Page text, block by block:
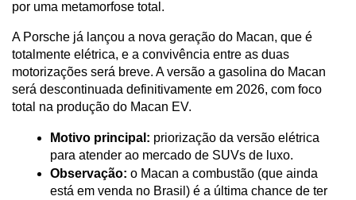
por uma metamorfose total.
A Porsche já lançou a nova geração do Macan, que é
totalmente elétrica, e a convivência entre as duas
motorizações será breve. A versão a gasolina do Macan
será descontinuada definitivamente em 2026, com foco
total na produção do Macan EV.
Motivo principal: priorização da versão elétrica
para atender ao mercado de SUVs de luxo.
Observação: o Macan a combustão (que ainda
está em venda no Brasil) é a última chance de ter